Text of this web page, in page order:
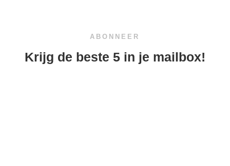
ABONNEER
Krijg de beste 5 in je mailbox!